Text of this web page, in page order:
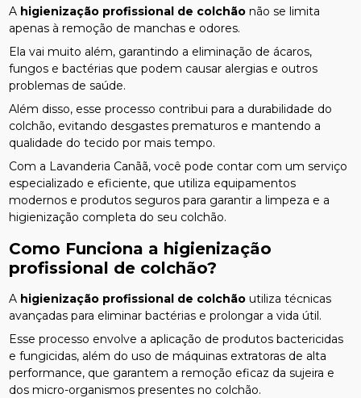
A higienização profissional de colchão não se limita
apenas à remoção de manchas e odores.
Ela vai muito além, garantindo a eliminação de ácaros,
fungos e bactérias que podem causar alergias e outros
problemas de saúde.
Além disso, esse processo contribui para a durabilidade do
colchão, evitando desgastes prematuros e mantendo a
qualidade do tecido por mais tempo.
Com a Lavanderia Canãã, você pode contar com um serviço
especializado e eficiente, que utiliza equipamentos
modernos e produtos seguros para garantir a limpeza e a
higienização completa do seu colchão.
Como Funciona a higienização
profissional de colchão?
A higienização profissional de colchão utiliza técnicas
avançadas para eliminar bactérias e prolongar a vida útil.
Esse processo envolve a aplicação de produtos bactericidas
e fungicidas, além do uso de máquinas extratoras de alta
performance, que garantem a remoção eficaz da sujeira e
dos micro-organismos presentes no colchão.